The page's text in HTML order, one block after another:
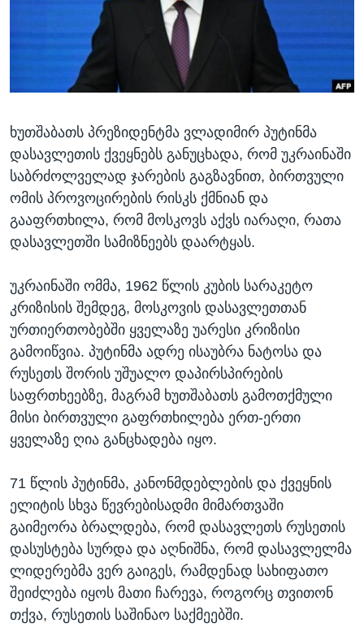
ᲡᲢᲣᲓᲘᲐ ᲕᲐᲨᲘᲜᲒᲢᲝᲜᲘ
ᲯᲐᲜᲛᲠᲗᲔᲚᲝᲑᲐ
ᲛᲔᲪᲜᲘᲔᲠᲔᲑᲐ
ᲙᲣᲚᲢᲣᲠᲐ
ᲒᲐᲚᲘᲚᲔᲝ
ᲓᲔᲖᲘᲜᲤᲝᲠᲛᲐᲪᲘᲐ
Learning English
ᲗᲕᲐᲚᲘ ᲒᲕᲐᲓᲔᲕᲜᲔᲗ
ენები
ხუთშაბათს პრეზიდენტმა ვლადიმირ პუტინმა
დასავლეთის ქვეყნებს განუცხადა, რომ უკრაინაში
საბრძოლველად ჯარების გაგზავნით, ბირთვული
ომის პროვოცირების რისკს ქმნიან და
გააფრთხილა, რომ მოსკოვს აქვს იარაღი, რათა
დასავლეთში სამიზნეებს დაარტყას.
უკრაინაში ომმა, 1962 წლის კუბის სარაკეტო
კრიზისის შემდეგ, მოსკოვის დასავლეთთან
ურთიერთობებში ყველაზე უარესი კრიზისი
გამოიწვია. პუტინმა ადრე ისაუბრა ნატოსა და
რუსეთს შორის უშუალო დაპირსპირების
საფრთხეებზე, მაგრამ ხუთშაბათს გამოთქმული
მისი ბირთვული გაფრთხილება ერთ-ერთი
ყველაზე ღია განცხადება იყო.
71 წლის პუტინმა, კანონმდებლების და ქვეყნის
ელიტის სხვა წევრებისადმი მიმართვაში
გაიმეორა ბრალდება, რომ დასავლეთს რუსეთის
დასუსტება სურდა და აღნიშნა, რომ დასავლელმა
ლიდერებმა ვერ გაიგეს, რამდენად სახიფათო
შეიძლება იყოს მათი ჩარევა, როგორც თვითონ
თქვა, რუსეთის საშინაო საქმეებში.